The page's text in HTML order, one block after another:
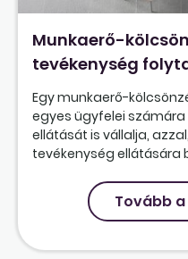
Munkaerő-
tevékenység
Egy munkaerő-
egyes ügyfelei
ellátását is vállalja,
tevékenység ellátására
Tovább